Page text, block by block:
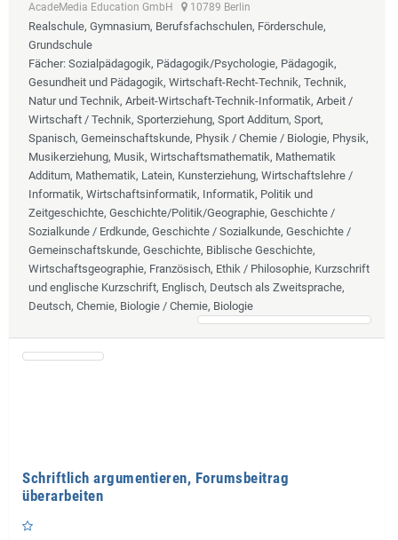
AcadeMedia Education GmbH 10789 Berlin
Realschule, Gymnasium, Berufsfachschulen, Förderschule,
Grundschule
Fächer: Sozialpädagogik, Pädagogik/Psychologie, Pädagogik,
Gesundheit und Pädagogik, Wirtschaft-Recht-Technik, Technik,
Natur und Technik, Arbeit-Wirtschaft-Technik-Informatik, Arbeit /
Wirtschaft / Technik, Sporterziehung, Sport Additum, Sport,
Spanisch, Gemeinschaftskunde, Physik / Chemie / Biologie, Physik,
Musikerziehung, Musik, Wirtschaftsmathematik, Mathematik
Additum, Mathematik, Latein, Kunsterziehung, Wirtschaftslehre /
Informatik, Wirtschaftsinformatik, Informatik, Politik und
Zeitgeschichte, Geschichte/Politik/Geographie, Geschichte /
Sozialkunde / Erdkunde, Geschichte / Sozialkunde, Geschichte /
Gemeinschaftskunde, Geschichte, Biblische Geschichte,
Wirtschaftsgeographie, Französisch, Ethik / Philosophie, Kurzschrift
und englische Kurzschrift, Englisch, Deutsch als Zweitsprache,
Deutsch, Chemie, Biologie / Chemie, Biologie
Schriftlich argumentieren, Forumsbeitrag
überarbeiten